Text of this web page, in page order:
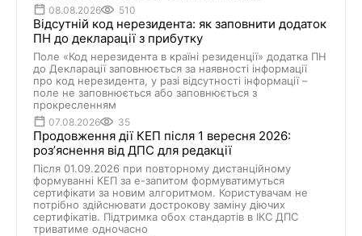
08.08.2026 510
Відсутній код нерезидента: як заповнити додаток
ПН до декларації з прибутку
Поле «Код нерезидента в країні резиденції» додатка ПН
до Декларації заповнюється за наявності інформації
про код нерезидента, у разі відсутності інформації –
поле не заповнюється або заповнюється з
прокресленням
07.08.2026 35
Продовження дії КЕП після 1 вересня 2026:
розʼяснення від ДПС для редакції
Після 01.09.2026 при повторному дистанційному
формуванні КЕП за е-запитом формуватимуться
сертифікати за новим алгоритмом. Користувачам не
потрібно здійснювати дострокову заміну діючих
сертифікатів. Підтримка обох стандартів в ІКС ДПС
триватиме одночасно